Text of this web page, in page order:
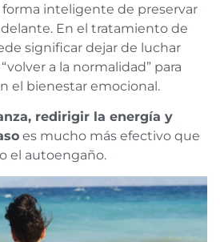
forma inteligente de preservar
En el tratamiento de
significar dejar de luchar
a la normalidad” para
el bienestar emocional.
redirigir la energía y
es mucho más efectivo que
el autoengaño.